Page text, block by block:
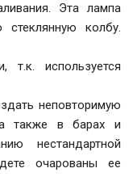
Эта лампа
колбу.
т.к. используется
неповторимую
также в барах и
нестандартной
очарованы ее